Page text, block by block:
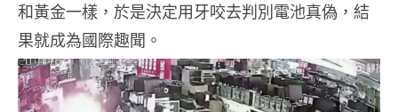
和黃金一樣，於是決定用牙咬去判別電池真偽，結
果就成為國際趣聞。